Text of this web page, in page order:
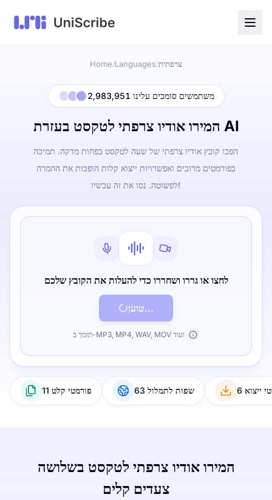
Home/Languages/צרפתית
2,983,951 משתמשים סומכים עלינו
המירו אודיו צרפתי לטקסט בעזרת AI
הפכו קובץ אודיו צרפתי של שעה לטקסט בפחות מדקה. תמיכה
בפורמטים מרובים ואפשרויות ייצוא קלות הופכות את ההמרה
לפשוטה. נסו את זה עכשיו!
לחצו או גררו ושחררו כדי להעלות את הקובץ שלכם
טוען...
תומך ב-MP3, MP4, WAV, MOV ועוד
11 פורמטי קלט 63 שפות לתמלול ייצוא
המירו אודיו צרפתי לטקסט בשלושה
צעדים קלים